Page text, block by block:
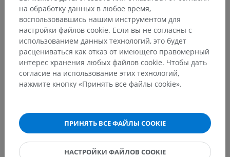
Ножка мозга
Основание ножки
Основные структуры:
Вентральная часть
Черное вещество
Переводы
на обработку данных в любое время,
воспользовавшись нашим инструментом для
настройки файлов cookie. Если вы не согласны с
использованием данных технологий, это будет
расцениваться как отказ от имеющего правомерный
интерес хранения любых файлов cookie. Чтобы дать
согласие на использование этих технологий,
нажмите кнопку «Принять все файлы cookie».
ПРИНЯТЬ ВСЕ ФАЙЛЫ COOKIE
НАСТРОЙКИ ФАЙЛОВ COOKIE